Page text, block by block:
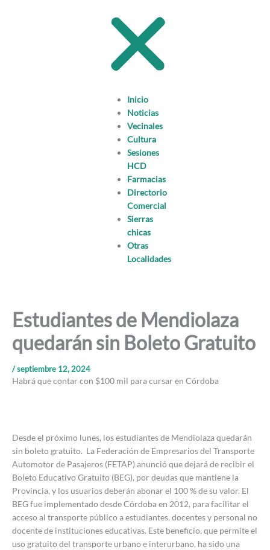
Inicio
Noticias
Vecinales
Cultura
Sesiones
HCD
Farmacias
Directorio
Comercial
Sierras
chicas
Otras
Localidades
Estudiantes de Mendiolaza
quedarán sin Boleto Gratuito
/septiembre 12, 2024
Habrá que contar con $100 mil para cursar en Córdoba
Desde el próximo lunes, los estudiantes de Mendiolaza quedarán
sin boleto gratuito. La Federación de Empresarios del Transporte
Automotor de Pasajeros (FETAP) anunció que dejará de recibir el
Boleto Educativo Gratuito (BEG), por deudas que mantiene la
Provincia, y los usuarios deberán abonar el 100 % de su valor. El
BEG fue implementado desde Córdoba en 2012, para facilitar el
acceso al transporte público a estudiantes, docentes y personal no
docente de instituciones educativas. Este beneficio, que permite el
uso gratuito del transporte urbano e interurbano, ha sido una